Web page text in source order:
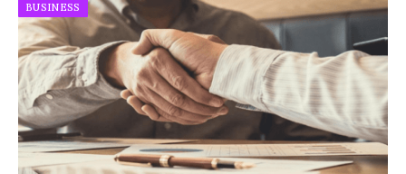
BUSINESS